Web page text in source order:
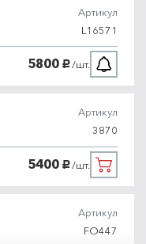
Артикул
L16571
5800 руб./шт.
Артикул
3870
5400 руб./шт.
Артикул
FO447